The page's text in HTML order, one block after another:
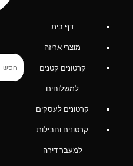
דף בית
מוצרי אריזה
קרטונים קטנים
למשלוחים
קרטונים לעסקים
קרטונים וחבילות
למעבר דירה